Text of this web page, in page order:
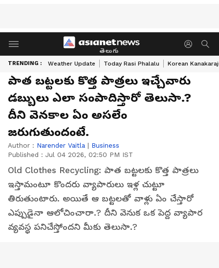
తెలుగు
TRENDING : Weather Update Today Rasi Phalalu Korean
పాత బట్టలకు కొత్త‌ పాత్రలు ఇచ్చేవారు
డబ్బులు ఎలా సంపాదిస్తారో తెలుసా.?
దీని వెన‌కాల ఏం అస‌లేం
జ‌రుగుతుందంటే.
Author : Narender Vaitla | Business
Published : Jul 04 2026, 02:50 PM IST
Old Clothes Recycling: పాత బ‌ట్ట‌ల‌కు కొత్త పాత్ర‌లు
ఇస్తామంటూ కొంద‌రు వ్యాపారులు ఇళ్ల చుట్టూ
తిరుతుంటారు. అయితే ఆ బ‌ట్ట‌ల‌తో వాళ్లు ఏం చేస్తారో
ఎప్పుడైనా ఆలోచించారా.? దీని వెనుక ఒక పెద్ద వ్యాపార
వ్యవస్థ పనిచేస్తోందని మీకు తెలుసా.?